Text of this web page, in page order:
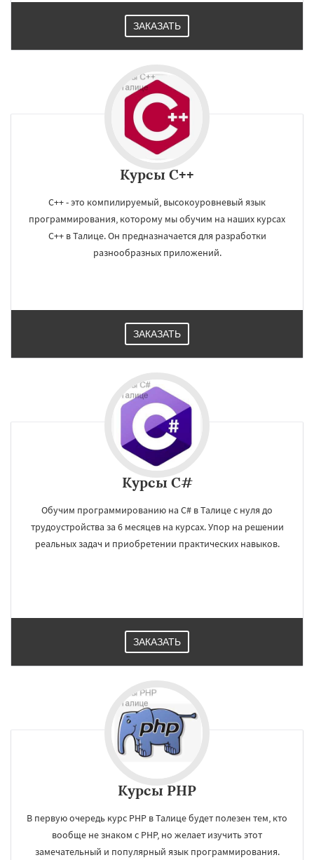
ЗАКАЗАТЬ
Курсы C++
С++ - это компилируемый, высокоуровневый язык
программирования, которому мы обучим на наших курсах
C++ в Талице. Он предназначается для разработки
разнообразных приложений.
ЗАКАЗАТЬ
Курсы C#
Обучим программированию на C# в Талице с нуля до
трудоустройства за 6 месяцев на курсах. Упор на решении
реальных задач и приобретении практических навыков.
ЗАКАЗАТЬ
Курсы PHP
В первую очередь курс PHP в Талице будет полезен тем, кто
вообще не знаком с PHP, но желает изучить этот
замечательный и популярный язык программирования.